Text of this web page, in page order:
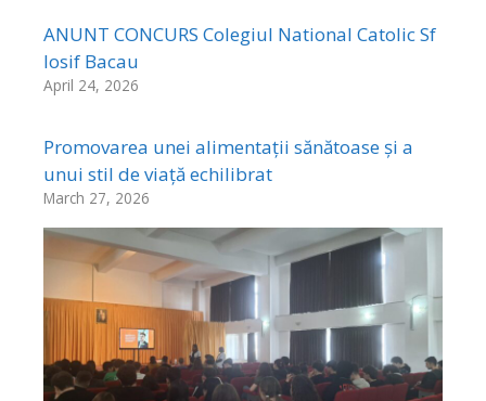
ANUNT CONCURS Colegiul National Catolic Sf
Iosif Bacau
April 24, 2026
Promovarea unei alimentații sănătoase și a
unui stil de viață echilibrat
March 27, 2026